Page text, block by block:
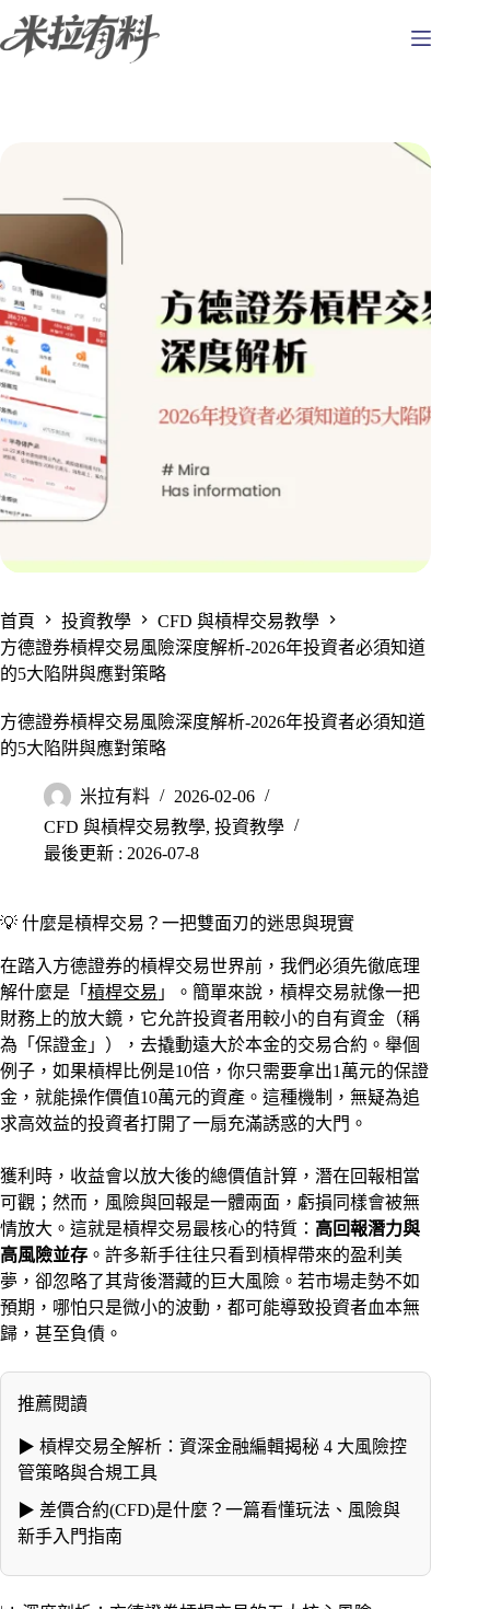
至
首頁 投資教學
CFD 與槓桿交易教學
方德證券槓桿交易風險深度解析-2026年投資者必須知道
的5大陷阱與應對策略
方德證券槓桿交易風險深度解析-2026年投資者必須知道
的5大陷阱與應對策略
米拉有料
2026-02-06
CFD 與槓桿交易教學, 投資教學
最後更新 : 2026-07-8
💡 什麼是槓桿交易？一把雙面刃的迷思與現實
在踏入方德證券的槓桿交易世界前，我們必須先徹底理
解什麼是「 槓桿交易 」。簡單來說，槓桿交易就像一把
財務上的放大鏡，它允許投資者用較小的自有資金（稱
為「保證金」），去撬動遠大於本金的交易合約。舉個
例子，如果槓桿比例是10倍，你只需要拿出1萬元的保證
金，就能操作價值10萬元的資產。這種機制，無疑為追
求高效益的投資者打開了一扇充滿誘惑的大門。
獲利時，收益會以放大後的總價值計算，潛在回報相當
可觀；然而，風險與回報是一體兩面，虧損同樣會被無
情放大。這就是槓桿交易最核心的特質： 高回報潛力與
高風險並存 。許多新手往往只看到槓桿帶來的盈利美
夢，卻忽略了其背後潛藏的巨大風險。若市場走勢不如
預期，哪怕只是微小的波動，都可能導致投資者血本無
歸，甚至負債。
推薦閱讀
▶ 槓桿交易全解析：資深金融編輯揭秘 4 大風險控
管策略與合規工具
▶ 差價合約(CFD)是什麼？一篇看懂玩法、風險與
新手入門指南